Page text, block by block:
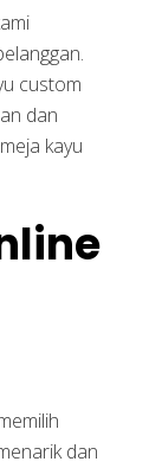
custom
dan
kayu
dan